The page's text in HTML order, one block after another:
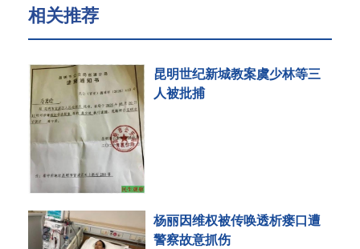
相关推荐
昆明世纪新城教案虞少林等三
人被批捕
杨丽因维权被传唤透析瘘口遭
警察故意抓伤